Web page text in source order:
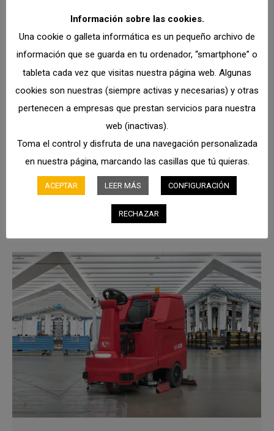
La visualización y la simulación
pueden aportar valor añadido a la
planificación de los almacenes
Noticias Poradmin 4 de marzo de 2024
Las operaciones intralogísticas podrían gestionar
mejor los cambios inesperados en el almacén
utilizando herramientas de visualización y simulación
para la planificación de escenarios, sugiere Yale Lift
Truck Technologies. “La industria del almacenamiento
está cambiando constantemente” dice Ron Farr,
Truck Technologies. “En las industrias tales como…
Información sobre las cookies.
Una cookie o galleta informática es un pequeño archivo de
información que se guarda en tu ordenador, “smartphone” o
tableta cada vez que visitas nuestra página web. Algunas
cookies son nuestras (siempre activas y necesarias) y otras
pertenecen a empresas que prestan servicios para nuestra
web (inactivas).
Toma el control y disfruta de una navegación personalizada
en nuestra página, marcando las casillas que tú quieras.
ACEPTAR LEER MÁS CONFIGURACIÓN
RECHAZAR